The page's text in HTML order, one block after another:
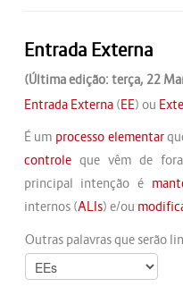
Entrada Externa
(Última edição: terça, 22
Entrada Externa(EE) ou
É um processo elementar
controleque vêm de
principal intenção é
internos (ALIs) e/ou
Outras palavras que serão